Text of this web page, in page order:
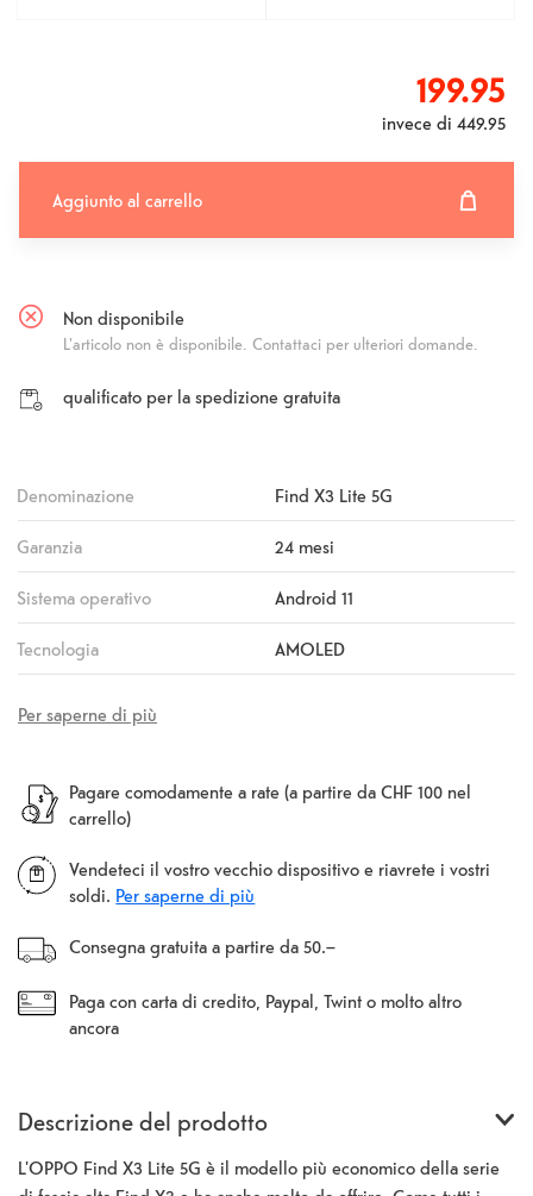
199.95
invece di 449.95
Aggiunto al carrello
Non disponibile
L'articolo non è disponibile. Contattaci per ulteriori domande.
qualificato per la spedizione gratuita
Denominazione Find X3 Lite 5G
Garanzia 24 mesi
Sistema operativo Android 11
Tecnologia AMOLED
Per saperne di più
Pagare comodamente a rate (a partire da CHF 100 nel
carrello)
Vendeteci il vostro vecchio dispositivo e riavrete i vostri
soldi. Per saperne di più
Consegna gratuita a partire da 50.–
Paga con carta di credito, Paypal, Twint o molto altro
ancora
Descrizione del prodotto
L'OPPO Find X3 Lite 5G è il modello più economico della serie